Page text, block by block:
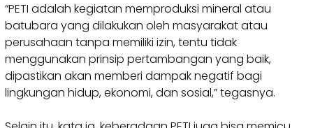
‎“PETI adalah kegiatan memproduksi mineral atau
batubara yang dilakukan oleh masyarakat atau
perusahaan tanpa memiliki izin, tentu tidak
menggunakan prinsip pertambangan yang baik,
dipastikan akan memberi dampak negatif bagi
lingkungan hidup, ekonomi, dan sosial,” tegasnya.